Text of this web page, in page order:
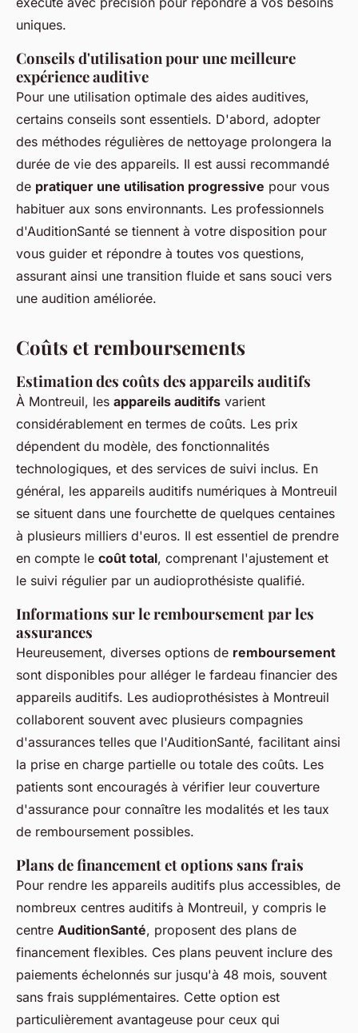
uniques.
Conseils d'utilisation pour une meilleure
expérience auditive
Pour une utilisation optimale des aides auditives,
certains conseils sont essentiels. D'abord, adopter
des méthodes régulières de nettoyage prolongera la
durée de vie des appareils. Il est aussi recommandé
de pratiquer une utilisation progressive pour vous
habituer aux sons environnants. Les professionnels
d'AuditionSanté se tiennent à votre disposition pour
vous guider et répondre à toutes vos questions,
assurant ainsi une transition fluide et sans souci vers
une audition améliorée.
Coûts et remboursements
Estimation des coûts des appareils auditifs
À Montreuil, les appareils auditifs varient
considérablement en termes de coûts. Les prix
dépendent du modèle, des fonctionnalités
technologiques, et des services de suivi inclus. En
général, les appareils auditifs numériques à Montreuil
se situent dans une fourchette de quelques centaines
à plusieurs milliers d'euros. Il est essentiel de prendre
en compte le coût total, comprenant l'ajustement et
le suivi régulier par un audioprothésiste qualifié.
Informations sur le remboursement par les
assurances
Heureusement, diverses options de remboursement
sont disponibles pour alléger le fardeau financier des
appareils auditifs. Les audioprothésistes à Montreuil
collaborent souvent avec plusieurs compagnies
d'assurances telles que l'AuditionSanté, facilitant ainsi
la prise en charge partielle ou totale des coûts. Les
patients sont encouragés à vérifier leur couverture
d'assurance pour connaître les modalités et les taux
de remboursement possibles.
Plans de financement et options sans frais
Pour rendre les appareils auditifs plus accessibles, de
nombreux centres auditifs à Montreuil, y compris le
centre AuditionSanté, proposent des plans de
financement flexibles. Ces plans peuvent inclure des
paiements échelonnés sur jusqu'à 48 mois, souvent
sans frais supplémentaires. Cette option est
particulièrement avantageuse pour ceux qui